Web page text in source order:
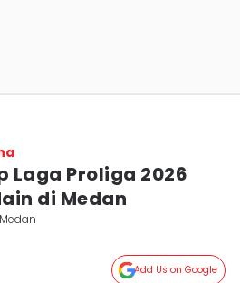
Laga Proliga 2026
di Medan
Add Us on Google